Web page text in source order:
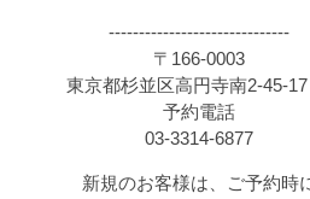
------------------------------
〒166-0003
東京都杉並区高円寺南2-45-17
予約電話
03-3314-6877
新規のお客様は、ご予約時